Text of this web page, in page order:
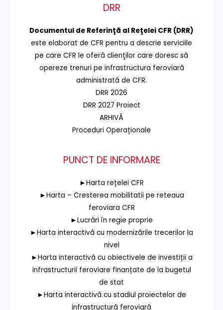
DRR
Documentul de Referinţă al Reţelei CFR (DRR)
este elaborat de CFR pentru a descrie serviciile
pe care CFR le oferă clienţilor care doresc să
opereze trenuri pe infrastructura feroviară
administrată de CFR.
DRR 2026
DRR 2027 Proiect
ARHIVĂ
Proceduri Operaționale
PUNCT DE INFORMARE
►Harta rețelei CFR
►Harta – Cresterea mobilitatii pe reteaua
feroviara CFR
►Lucrări în regie proprie
►Harta interactivă cu modernizările trecerilor la
nivel
►Harta interactivă cu obiectivele de investiții a
infrastructurii feroviare finanțate de la bugetul
de stat
►Harta interactivă cu stadiul proiectelor de
infrastructură feroviară